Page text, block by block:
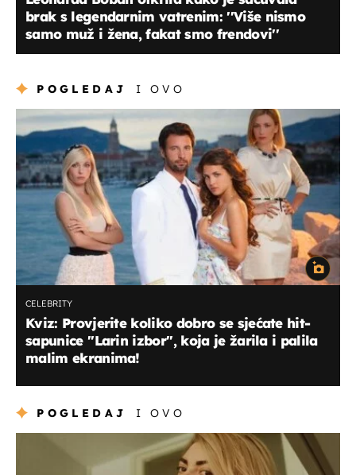
brak s legendarnim vatrenim: ''Više nismo
samo muž i žena, fakat smo frendovi''
POGLEDAJ I OVO
CELEBRITY
Kviz: Provjerite koliko dobro se sjećate hit-
sapunice ''Larin izbor'', koja je žarila i palila
malim ekranima!
POGLEDAJ I OVO